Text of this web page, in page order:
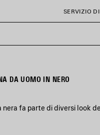
SERVIZIO
DA UOMO IN NERO
nera fa parte di diversi look